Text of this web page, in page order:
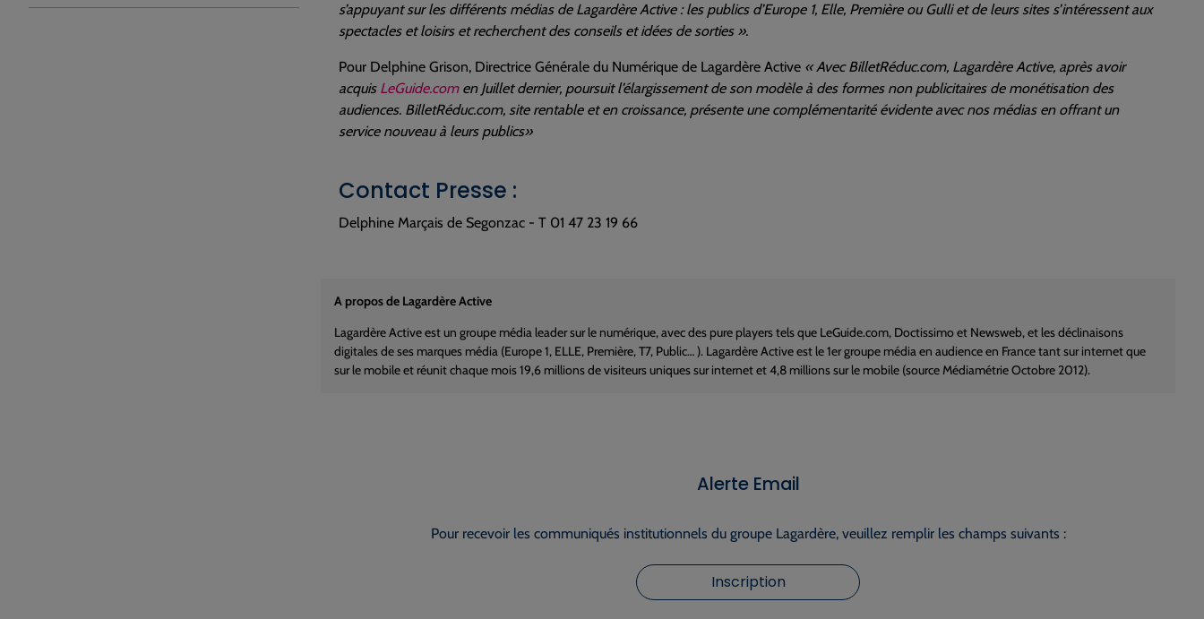
s’appuyant sur les différents médias de Lagardère Active : les publics d’Europe 1, Elle, Première ou Gulli et de leurs sites s’intéressent aux
spectacles et loisirs et recherchent des conseils et idées de sorties ».
Pour Delphine Grison, Directrice Générale du Numérique de Lagardère Active « Avec BilletRéduc.com, Lagardère Active, après avoir
acquis LeGuide.comen Juillet dernier, poursuit l’élargissement de son modèle à des formes non publicitaires de monétisation des
audiences. BilletRéduc.com, site rentable et en croissance, présente une complémentarité évidente avec nos médias en offrant un
service nouveau à leurs publics»
Contact Presse :
Delphine Marçais de Segonzac - T 01 47 23 19 66
A propos de Lagardère Active
Lagardère Active est un groupe média leader sur le numérique, avec des pure players tels que LeGuide.com, Doctissimo et Newsweb, et les déclinaisons
digitales de ses marques média (Europe 1, ELLE, Première, T7, Public… ). Lagardère Active est le 1er groupe média en audience en France tant sur internet que
sur le mobile et réunit chaque mois 19,6 millions de visiteurs uniques sur internet et 4,8 millions sur le mobile (source Médiamétrie Octobre 2012).
Alerte Email
Pour recevoir les communiqués institutionnels du groupe Lagardère, veuillez remplir les champs suivants :
Inscription